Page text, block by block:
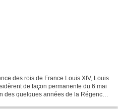
des rois de France Louis XIV, Louis
de façon permanente du 6 mai
des quelques années de la Régence.